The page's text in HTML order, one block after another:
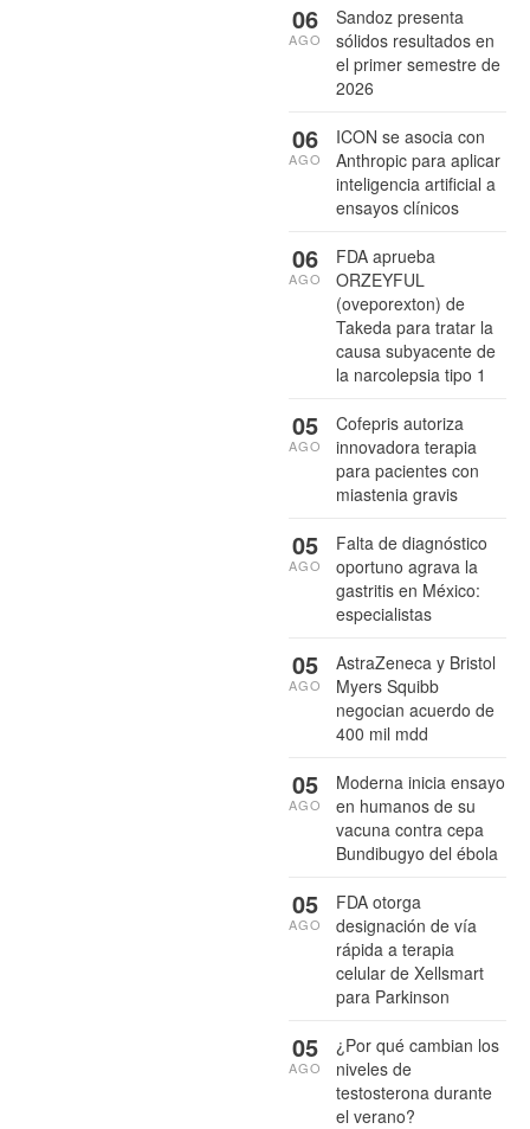
Sandoz presenta
sólidos resultados en
el primer semestre de
2026
06
AGO
ICON se asocia con
Anthropic para aplicar
inteligencia artificial a
ensayos clínicos
06
AGO
FDA aprueba
ORZEYFUL
(oveporexton) de
Takeda para tratar la
causa subyacente de
la narcolepsia tipo 1
06
AGO
Cofepris autoriza
innovadora terapia
para pacientes con
miastenia gravis
05
AGO
Falta de diagnóstico
oportuno agrava la
gastritis en México:
especialistas
05
AGO
AstraZeneca y Bristol
Myers Squibb
negocian acuerdo de
400 mil mdd
05
AGO
Moderna inicia ensayo
en humanos de su
vacuna contra cepa
Bundibugyo del ébola
05
AGO
FDA otorga
designación de vía
rápida a terapia
celular de Xellsmart
para Parkinson
05
AGO
¿Por qué cambian los
niveles de
testosterona durante
el verano?
05
AGO